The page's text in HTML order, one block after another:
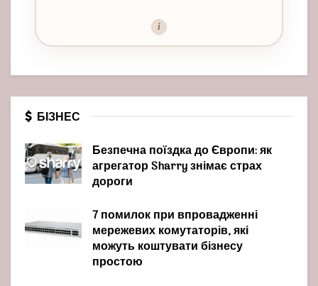
i
БІЗНЕС
Безпечна поїздка до Європи: як
агрегатор Sharry знімає страх
дороги
7 помилок при впровадженні
мережевих комутаторів, які
можуть коштувати бізнесу
простою